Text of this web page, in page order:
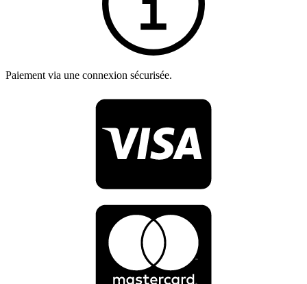
Paiement via une connexion sécurisée.